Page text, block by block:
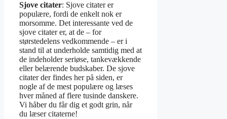
Sjove citater: Sjove citater er
populære, fordi de enkelt nok er
morsomme. Det interessante ved de
sjove citater er, at de – for
størstedelens vedkommende – er i
stand til at underholde samtidig med at
de indeholder seriøse, tankevækkende
eller belærende budskaber. De sjove
citater der findes her på siden, er
nogle af de mest populære og læses
hver måned af flere tusinde danskere.
Vi håber du får dig et godt grin, når
du læser citaterne!